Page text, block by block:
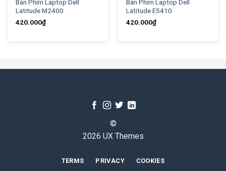
Bàn Phím Laptop Dell
Latitude M2400
420.000₫
Bàn Phím Laptop Dell
Latitude E5410
420.000₫
©
2026 UX Themes
TERMS PRIVACY COOKIES